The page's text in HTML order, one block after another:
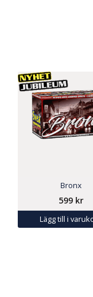
Bronx
599 kr
Lägg till i